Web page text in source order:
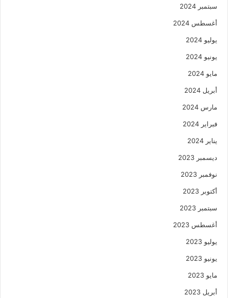
سبتمبر 2024
أغسطس 2024
يوليو 2024
يونيو 2024
مايو 2024
أبريل 2024
مارس 2024
فبراير 2024
يناير 2024
ديسمبر 2023
نوفمبر 2023
أكتوبر 2023
سبتمبر 2023
أغسطس 2023
يوليو 2023
يونيو 2023
مايو 2023
أبريل 2023